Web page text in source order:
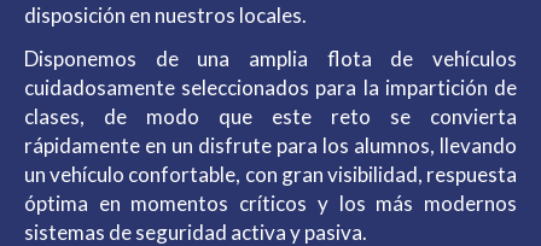
disposición en nuestros locales.
Disponemos de una amplia flota de vehículos
cuidadosamente seleccionados para la impartición de
clases, de modo que este reto se convierta
rápidamente en un disfrute para los alumnos, llevando
un vehículo confortable, con gran visibilidad, respuesta
óptima en momentos críticos y los más modernos
sistemas de seguridad activa y pasiva.